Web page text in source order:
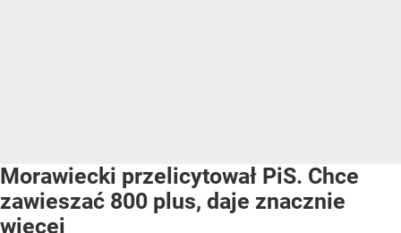
Morawiecki przelicytował PiS. Chce
zawieszać 800 plus, daje znacznie
więcej